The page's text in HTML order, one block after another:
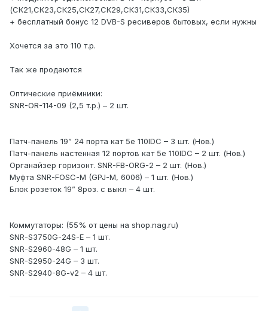
(СК21,СК23,СК25,СК27,СК29,СК31,СК33,СК35)
+ бесплатный бонус 12 DVB-S ресиверов бытовых, если нужны
Хочется за это 110 т.р.
Так же продаются
Оптические приёмники:
SNR-OR-114-09 (2,5 т.р.) – 2 шт.
Патч-панель 19” 24 порта кат 5е 110IDC – 3 шт. (Нов.)
Патч-панель настенная 12 портов кат 5е 110IDC – 2 шт. (Нов.)
Органайзер горизонт. SNR-FB-ORG-2 – 2 шт. (Нов.)
Муфта SNR-FOSC-M (GPJ-M, 6006) – 1 шт. (Нов.)
Блок розеток 19” 8роз. с выкл – 4 шт.
Коммутаторы: (55% от цены на shop.nag.ru)
SNR-S3750G-24S-E – 1 шт.
SNR-S2960-48G – 1 шт.
SNR-S2950-24G – 3 шт.
SNR-S2940-8G-v2 – 4 шт.